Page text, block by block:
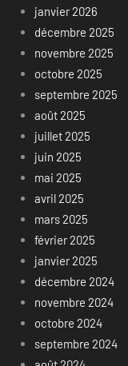
janvier 2026
décembre 2025
novembre 2025
octobre 2025
septembre 2025
août 2025
juillet 2025
juin 2025
mai 2025
avril 2025
mars 2025
février 2025
janvier 2025
décembre 2024
novembre 2024
octobre 2024
septembre 2024